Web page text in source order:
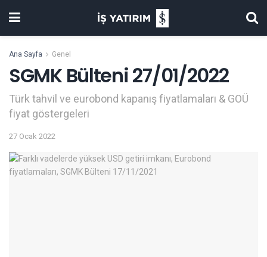
Ana Sayfa Genel
SGMK Bülteni 27/01/2022
Türk tahvil ve eurobond kapanış fiyatlamaları & GOÜ
fiyat göstergeleri
27 Ocak 2022